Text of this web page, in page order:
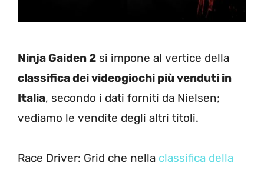
Ninja Gaiden 2 si impone al vertice della
classifica dei videogiochi più venduti in
Italia, secondo i dati forniti da Nielsen;
vediamo le vendite degli altri titoli.
Race Driver: Grid che nella classifica della